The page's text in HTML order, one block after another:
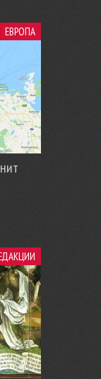
ЕВРОПА